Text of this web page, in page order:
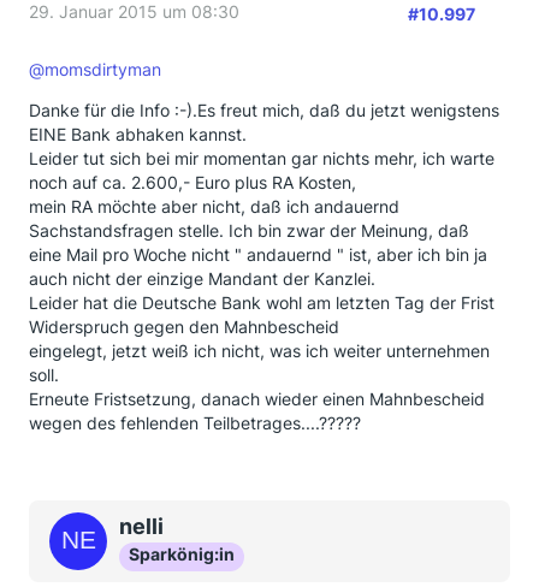
29. Januar 2015 um 08:30 #10.997
@momsdirtyman
Danke für die Info :-).Es freut mich, daß du jetzt wenigstens
EINE Bank abhaken kannst.
Leider tut sich bei mir momentan gar nichts mehr, ich warte
noch auf ca. 2.600,- Euro plus RA Kosten,
mein RA möchte aber nicht, daß ich andauernd
Sachstandsfragen stelle. Ich bin zwar der Meinung, daß
eine Mail pro Woche nicht " andauernd " ist, aber ich bin ja
auch nicht der einzige Mandant der Kanzlei.
Leider hat die Deutsche Bank wohl am letzten Tag der Frist
Widerspruch gegen den Mahnbescheid
eingelegt, jetzt weiß ich nicht, was ich weiter unternehmen
soll.
Erneute Fristsetzung, danach wieder einen Mahnbescheid
wegen des fehlenden Teilbetrages....?????
nelli
Sparkönig:in